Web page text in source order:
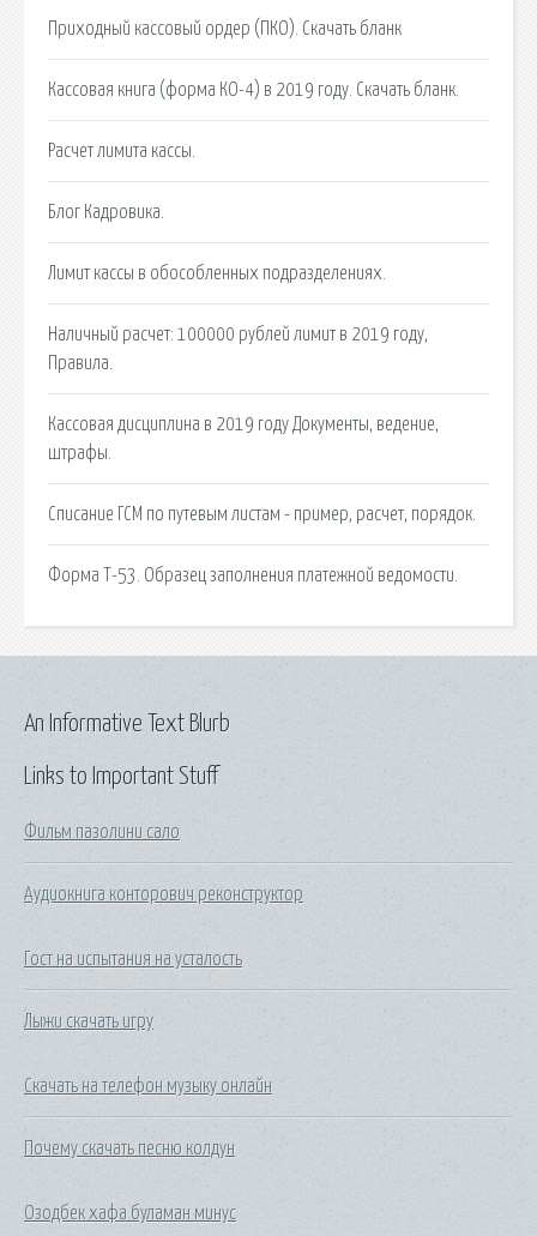
Приходный кассовый ордер (ПКО). Скачать бланк
Кассовая книга (форма КО-4) в 2019 году. Скачать бланк.
Расчет лимита кассы.
Блог Кадровика.
Лимит кассы в обособленных подразделениях.
Наличный расчет: 100000 рублей лимит в 2019 году,
Правила.
Кассовая дисциплина в 2019 году Документы, ведение,
штрафы.
Списание ГСМ по путевым листам - пример, расчет, порядок.
Форма Т-53. Образец заполнения платежной ведомости.
Links to Important Stuff
Фильм пазолини сало
Аудиокнига конторович реконструктор
Гост на испытания на усталость
Лыжи скачать игру
Скачать на телефон музыку онлайн
Почему скачать песню колдун
Озодбек хафа буламан минус
An Informative Text Blurb